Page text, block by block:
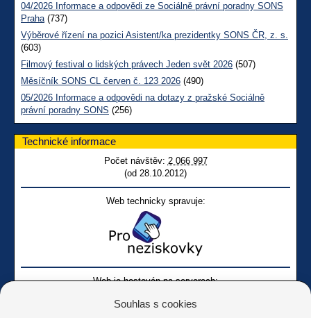
04/2026 Informace a odpovědi ze Sociálně právní poradny SONS
Praha(737)
Výběrové řízení na pozici Asistent/ka prezidentky SONS ČR, z. s.
(603)
Filmový festival o lidských právech Jeden svět 2026 (507)
Měsíčník SONS CL červen č. 123 2026 (490)
05/2026 Informace a odpovědi na dotazy z pražské Sociálně
právní poradny SONS (256)
Technické informace
Počet návštěv: 2 066 997
(od 28.10.2012)
Web technicky spravuje:
Web je hostován na serverech:
Souhlas s cookies